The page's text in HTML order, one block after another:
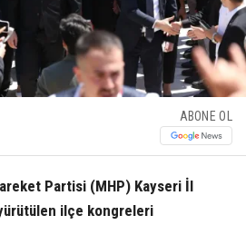
ABONE OL
Partisi (MHP) Kayseri İl
ilçe kongreleri